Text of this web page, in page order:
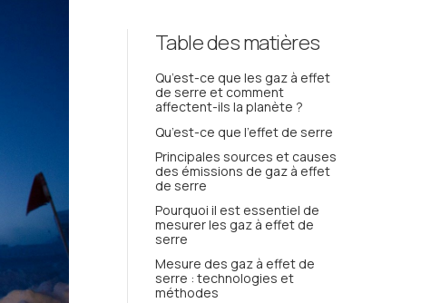
Table des matières
Qu’est-ce que les gaz à effet
de serre et comment
affectent-ils la planète ?
Qu’est-ce que l’effet de serre
Principales sources et causes
des émissions de gaz à effet
de serre
Pourquoi il est essentiel de
mesurer les gaz à effet de
serre
Mesure des gaz à effet de
serre : technologies et
méthodes